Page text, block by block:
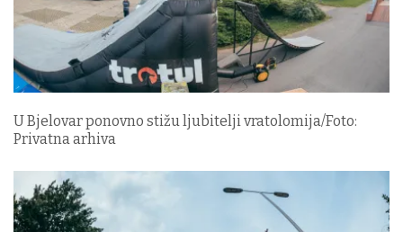
U Bjelovar ponovno stižu ljubitelji vratolomija/Foto:
Privatna arhiva